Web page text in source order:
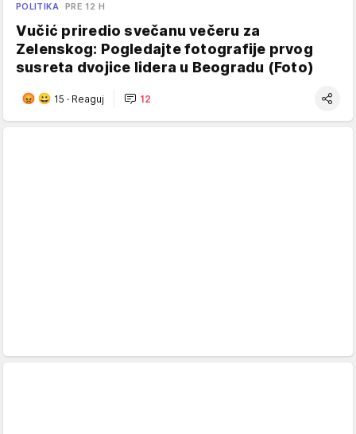
POLITIKA PRE 12 H
Vučić priredio svečanu večeru za
Zelenskog: Pogledajte fotografije prvog
susreta dvojice lidera u Beogradu (Foto)
15 · Reaguj 12